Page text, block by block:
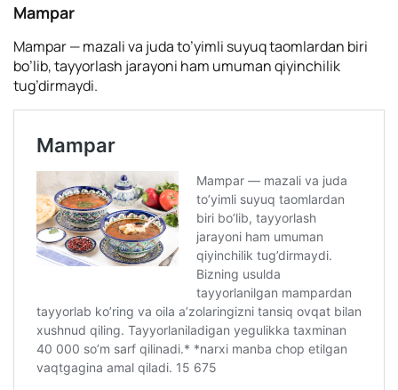
Mampar
Mampar — mazali va juda to’yimli suyuq taomlardan biri
bo’lib, tayyorlash jarayoni ham umuman qiyinchilik
tug’dirmaydi.